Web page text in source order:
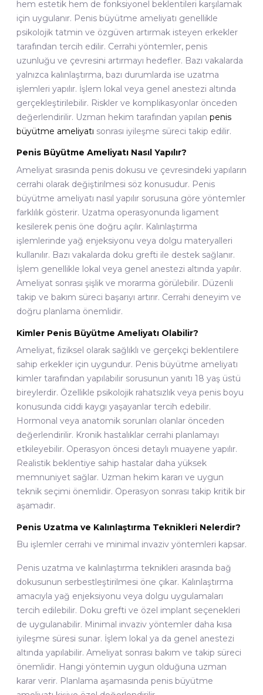
hem estetik hem de fonksiyonel beklentileri karşılamak
için uygulanır. Penis büyütme ameliyatı genellikle
psikolojik tatmin ve özgüven artırmak isteyen erkekler
tarafından tercih edilir. Cerrahi yöntemler, penis
uzunluğu ve çevresini artırmayı hedefler. Bazı vakalarda
yalnızca kalınlaştırma, bazı durumlarda ise uzatma
işlemleri yapılır. İşlem lokal veya genel anestezi altında
gerçekleştirilebilir. Riskler ve komplikasyonlar önceden
değerlendirilir. Uzman hekim tarafından yapılan penis
büyütme ameliyatı sonrası iyileşme süreci takip edilir.
Penis Büyütme Ameliyatı Nasıl Yapılır?
Ameliyat sırasında penis dokusu ve çevresindeki yapıların
cerrahi olarak değiştirilmesi söz konusudur. Penis
büyütme ameliyatı nasıl yapılır sorusuna göre yöntemler
farklılık gösterir. Uzatma operasyonunda ligament
kesilerek penis öne doğru açılır. Kalınlaştırma
işlemlerinde yağ enjeksiyonu veya dolgu materyalleri
kullanılır. Bazı vakalarda doku grefti ile destek sağlanır.
İşlem genellikle lokal veya genel anestezi altında yapılır.
Ameliyat sonrası şişlik ve morarma görülebilir. Düzenli
takip ve bakım süreci başarıyı artırır. Cerrahi deneyim ve
doğru planlama önemlidir.
Kimler Penis Büyütme Ameliyatı Olabilir?
Ameliyat, fiziksel olarak sağlıklı ve gerçekçi beklentilere
sahip erkekler için uygundur. Penis büyütme ameliyatı
kimler tarafından yapılabilir sorusunun yanıtı 18 yaş üstü
bireylerdir. Özellikle psikolojik rahatsızlık veya penis boyu
konusunda ciddi kaygı yaşayanlar tercih edebilir.
Hormonal veya anatomik sorunları olanlar önceden
değerlendirilir. Kronik hastalıklar cerrahi planlamayı
etkileyebilir. Operasyon öncesi detaylı muayene yapılır.
Realistik beklentiye sahip hastalar daha yüksek
memnuniyet sağlar. Uzman hekim kararı ve uygun
teknik seçimi önemlidir. Operasyon sonrası takip kritik bir
aşamadır.
Penis Uzatma ve Kalınlaştırma Teknikleri Nelerdir?
Bu işlemler cerrahi ve minimal invaziv yöntemleri kapsar.
Penis uzatma ve kalınlaştırma teknikleri arasında bağ
dokusunun serbestleştirilmesi öne çıkar. Kalınlaştırma
amacıyla yağ enjeksiyonu veya dolgu uygulamaları
tercih edilebilir. Doku grefti ve özel implant seçenekleri
de uygulanabilir. Minimal invaziv yöntemler daha kısa
iyileşme süresi sunar. İşlem lokal ya da genel anestezi
altında yapılabilir. Ameliyat sonrası bakım ve takip süreci
önemlidir. Hangi yöntemin uygun olduğuna uzman
karar verir. Planlama aşamasında penis büyütme